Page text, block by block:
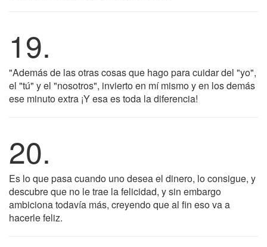
19.
"Además de las otras cosas que hago para cuidar del "yo",
el "tú" y el "nosotros", invierto en mí mismo y en los demás
ese minuto extra ¡Y esa es toda la diferencia!
20.
Es lo que pasa cuando uno desea el dinero, lo consigue, y
descubre que no le trae la felicidad, y sin embargo
ambiciona todavía más, creyendo que al fin eso va a
hacerle feliz.